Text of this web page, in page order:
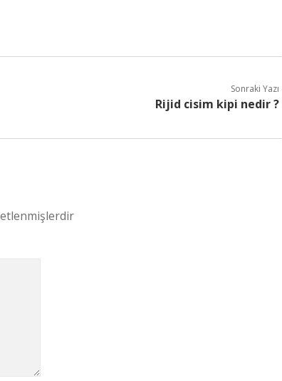
Sonraki Yazı
Rijid cisim kipi nedir ?